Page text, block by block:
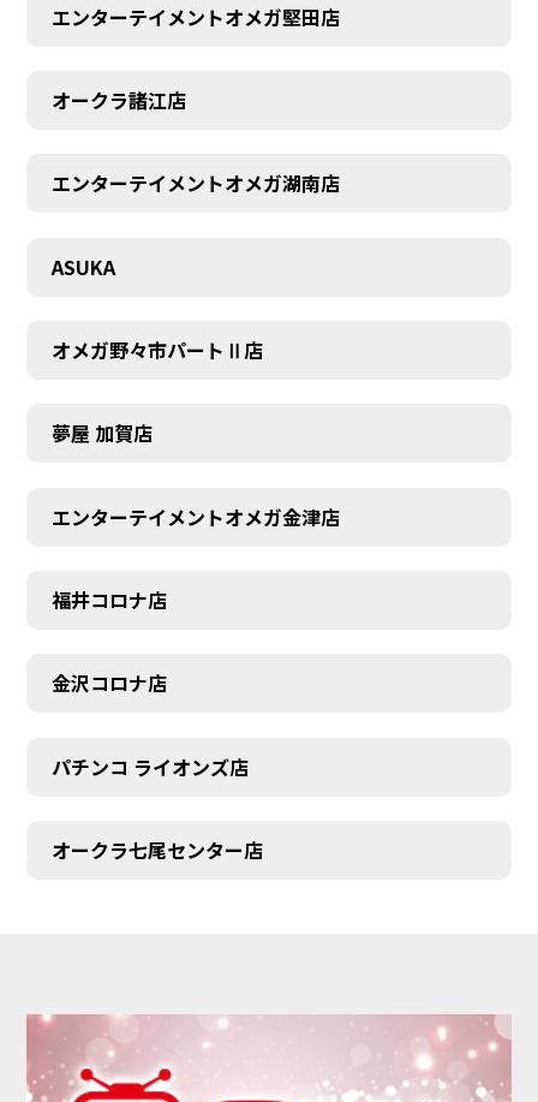
CONTACT
エンターテイメントオメガ堅田店
オークラ諸江店
エンターテイメントオメガ湖南店
ASUKA
オメガ野々市パートⅡ店
夢屋 加賀店
エンターテイメントオメガ金津店
福井コロナ店
金沢コロナ店
パチンコ ライオンズ店
オークラ七尾センター店